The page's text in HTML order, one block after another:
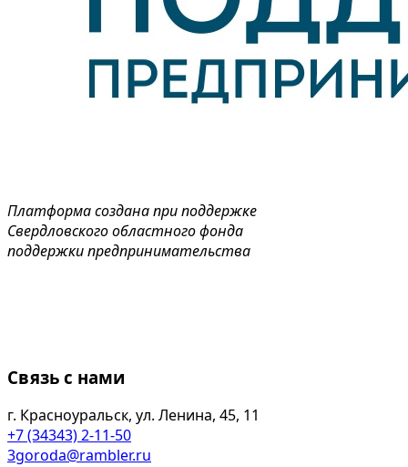
Платформа создана при поддержке
Свердловского областного фонда
поддержки предпринимательства
Связь с нами
г. Красноуральск, ул. Ленина, 45, 11
+7 (34343) 2-11-50
3goroda@rambler.ru